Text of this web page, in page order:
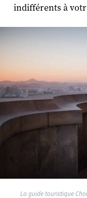
indifférents à
La guide touristique